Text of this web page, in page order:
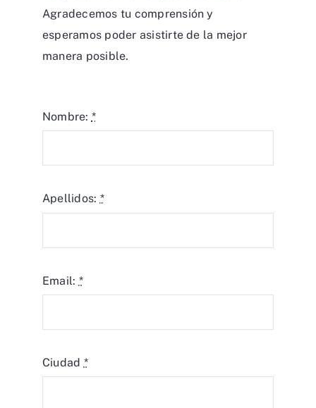
Agradecemos tu comprensión y
esperamos poder asistirte de la mejor
manera posible.
Nombre: *
Apellidos: *
Email: *
Ciudad *